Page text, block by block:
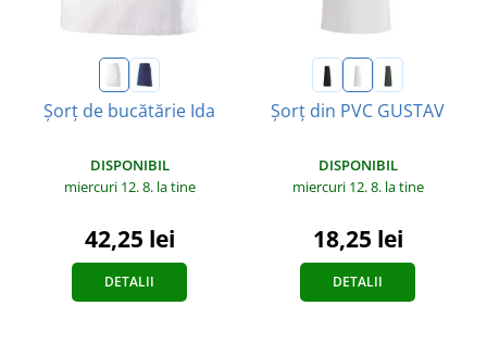
Șorț de bucătărie Ida
DISPONIBIL
miercuri 12. 8. la tine
42,25 lei
DETALII
Șorț din PVC GUSTAV
DISPONIBIL
miercuri 12. 8. la tine
18,25 lei
DETALII